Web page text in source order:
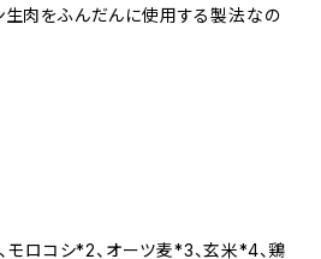
生肉をふんだんに使用する製法なの
、モロコシ*2、オーツ麦*3、玄米*4、鶏